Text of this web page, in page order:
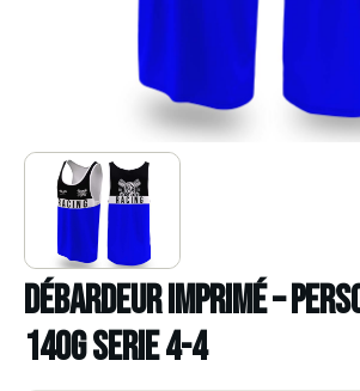
DÉBARDEUR IMPRIMÉ –
140g SERIE 4-4